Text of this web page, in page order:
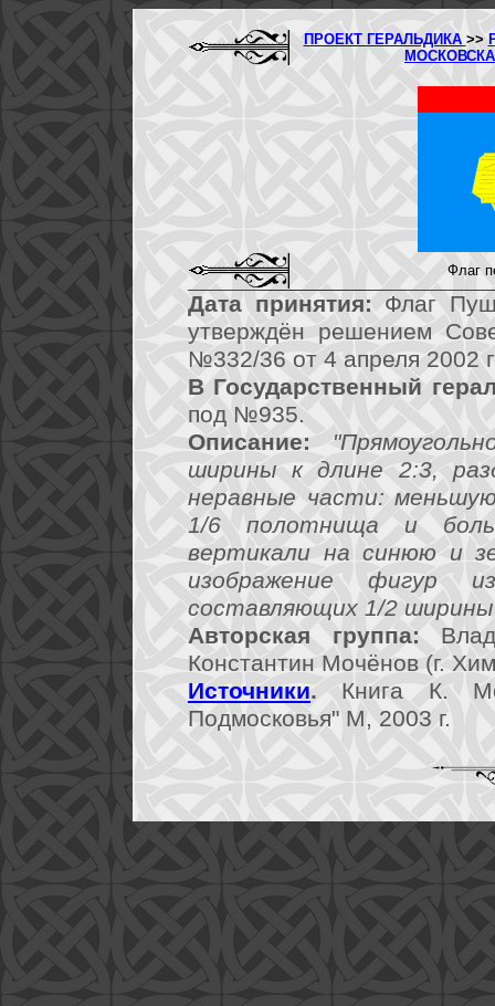
ПРОЕКТ ГЕРАЛЬДИКА >>
Флаг
Дата принятия: Флаг
утверждён решением
№332/36 от 4 апреля 2002
В Государственный
под №935.
Описание:
ширины к длине 2:3,
неравные части:
1/6 полотнища и
вертикали на синюю и
изображение фигур
составляющих 1/2
Авторская группа:
Константин Мочёнов (г.
Источники. Книга К.
Подмосковья" М, 2003 г.